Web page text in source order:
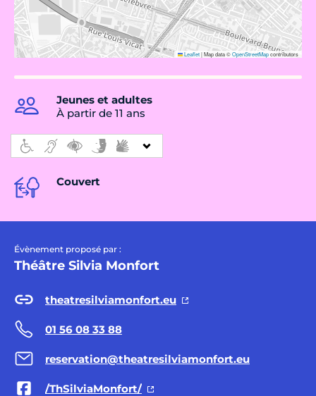
Leaflet|Map data ©OpenStreetMapcontributors
Jeunes et adultes
À partir de 11 ans
Couvert
Évènement proposé par :
Théâtre Silvia Monfort
theatresilviamonfort.eu
01 56 08 33 88
reservation@theatresilviamonfort.eu
/ThSilviaMonfort/